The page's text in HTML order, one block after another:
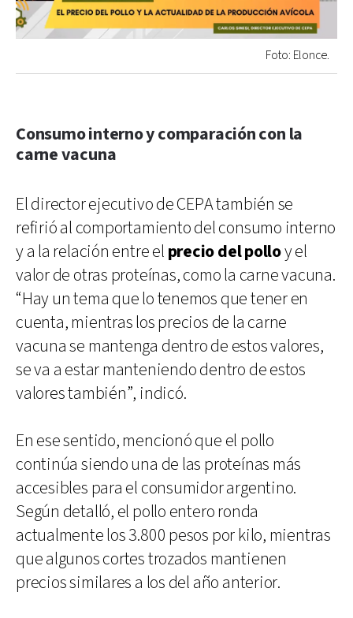
Foto: Elonce.
Consumo interno y comparación con la
carne vacuna
El director ejecutivo de CEPA también se
refirió al comportamiento del consumo interno
y a la relación entre el precio del polloy el
valor de otras proteínas, como la carne vacuna.
“Hay un tema que lo tenemos que tener en
cuenta, mientras los precios de la carne
vacuna se mantenga dentro de estos valores,
se va a estar manteniendo dentro de estos
valores también”, indicó.
En ese sentido, mencionó que el pollo
continúa siendo una de las proteínas más
accesibles para el consumidor argentino.
Según detalló, el pollo entero ronda
actualmente los 3.800 pesos por kilo, mientras
que algunos cortes trozados mantienen
precios similares a los del año anterior.